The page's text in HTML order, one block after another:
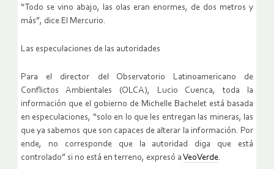
“Todo se vino abajo, las olas eran enormes, de dos metros y
más”, dice El Mercurio.
Las especulaciones de las autoridades
Para el director del Observatorio Latinoamericano de
Conflictos Ambientales (OLCA), Lucio Cuenca, toda la
información que el gobierno de Michelle Bachelet está basada
en especulaciones, “solo en lo que les entregan las mineras, las
que ya sabemos que son capaces de alterar la información. Por
ende, no corresponde que la autoridad diga que está
controlado” si no está en terreno, expresó a VeoVerde.